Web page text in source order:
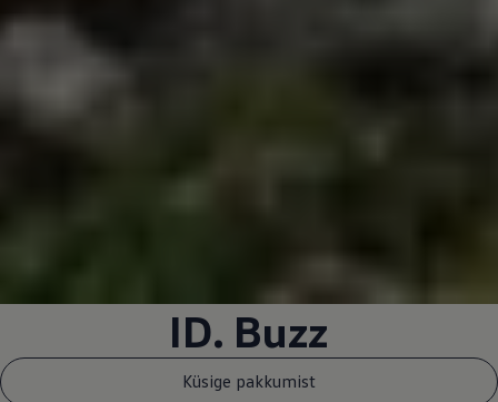
ID. Buzz
Küsige pakkumist